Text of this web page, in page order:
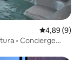
4,89 de uma
4,89 (9)
• Concierge